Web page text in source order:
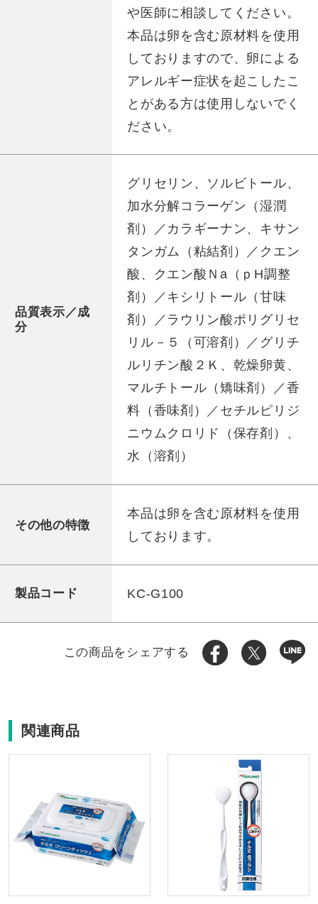
や医師に相談してください。
本品は卵を含む原材料を使用
しておりますので、卵による
アレルギー症状を起こしたこ
とがある方は使用しないでく
ださい。
品質表示／成
分
グリセリン、ソルビトール、
加水分解コラーゲン（湿潤
剤）／カラギーナン、キサン
タンガム（粘結剤）／クエン
酸、クエン酸Ｎa（ｐH調整
剤）／キシリトール（甘味
剤）／ラウリン酸ポリグリセ
リル－５（可溶剤）／グリチ
ルリチン酸２Ｋ、乾燥卵黄、
マルチトール（矯味剤）／香
料（香味剤）／セチルピリジ
ニウムクロリド（保存剤）、
水（溶剤）
その他の特徴
本品は卵を含む原材料を使用
しております。
製品コード KC-G100
この商品をシェアする
関連商品